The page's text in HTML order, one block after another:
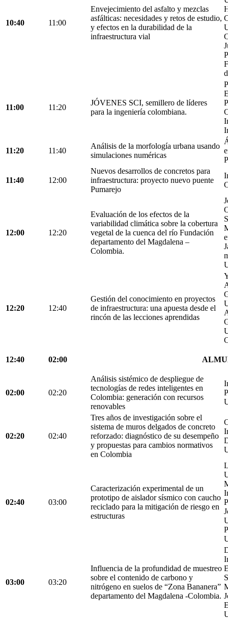
10:40 11:00
Envejecimiento del asfalto y mezclas
asfálticas: necesidades y retos de estudio,
y efectos en la durabilidad de la
infraestructura vial
11:00 11:20
JÓVENES SCI, semillero de líderes
para la ingeniería colombiana.
11:20 11:40
Análisis de la morfología urbana usando
simulaciones numéricas
11:40 12:00
Nuevos desarrollos de concretos para
infraestructura: proyecto nuevo puente
Pumarejo
12:00 12:20
Evaluación de los efectos de la
variabilidad climática sobre la cobertura
vegetal de la cuenca del río Fundación
departamento del Magdalena –
Colombia.
12:20 12:40
Gestión del conocimiento en proyectos
de infraestructura: una apuesta desde el
rincón de las lecciones aprendidas
12:40 02:00
02:00 02:20
Análisis sistémico de despliegue de
tecnologías de redes inteligentes en
Colombia: generación con recursos
renovables
02:20 02:40
Tres años de investigación sobre el
sistema de muros delgados de concreto
reforzado: diagnóstico de su desempeño
y propuestas para cambios normativos
en Colombia
02:40 03:00
Caracterización experimental de un
prototipo de aislador sísmico con caucho
reciclado para la mitigación de riesgo en
estructuras
03:00 03:20
Influencia de la profundidad de muestreo
sobre el contenido de carbono y
nitrógeno en suelos de “Zona Bananera”
departamento del Magdalena -Colombia.